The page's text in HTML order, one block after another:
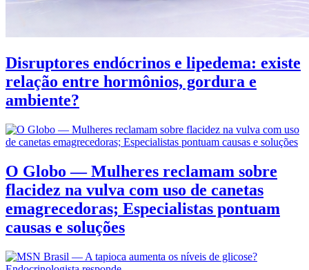
Disruptores endócrinos e lipedema: existe
relação entre hormônios, gordura e
ambiente?
O Globo — Mulheres reclamam sobre
flacidez na vulva com uso de canetas
emagrecedoras; Especialistas pontuam
causas e soluções